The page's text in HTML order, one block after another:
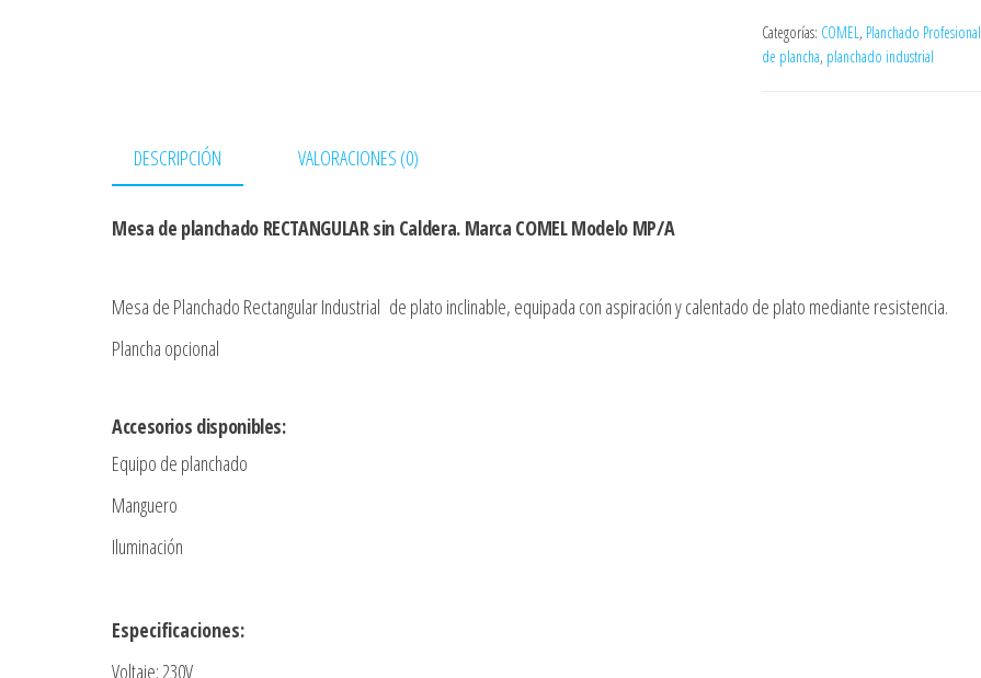
Categorías: COMEL, Planchado Profesional
de plancha, planchado industrial
DESCRIPCIÓN VALORACIONES (0)
Mesa de planchado RECTANGULAR sin Caldera. Marca COMEL Modelo MP/A
Mesa de Planchado Rectangular Industrial de plato inclinable, equipada con aspiración y calentado de plato mediante resistencia.
Plancha opcional
Accesorios disponibles:
Equipo de planchado
Manguero
Iluminación
Especificaciones:
Voltaje: 230V